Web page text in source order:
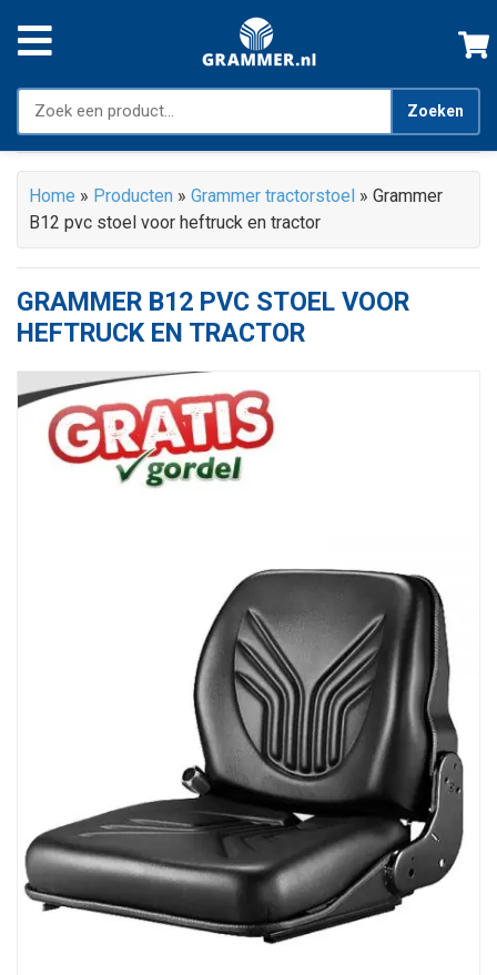
Zoeken
Home » Producten » Grammer tractorstoel » Grammer
B12 pvc stoel voor heftruck en tractor
GRAMMER B12 PVC STOEL VOOR
HEFTRUCK EN TRACTOR